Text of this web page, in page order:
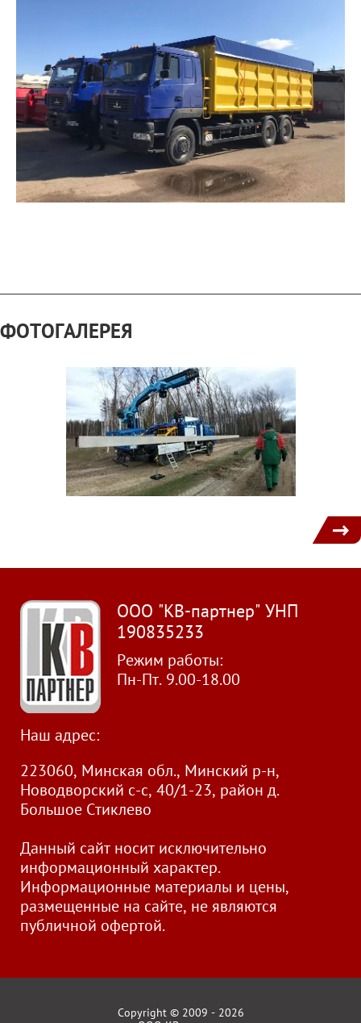
ФОТОГАЛЕРЕЯ
ООО "КВ-партнер" УНП
190835233
Режим работы:
Пн-Пт. 9.00-18.00
Наш адрес:
223060, Минская обл., Минский р-н,
Новодворский с-с, 40/1-23, район д.
Большое Стиклево
Данный сайт носит исключительно
информационный характер.
Информационные материалы и цены,
размещенные на сайте, не являются
публичной офертой.
Copyright © 2009 - 2026